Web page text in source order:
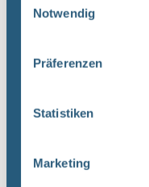
Notwendig
Präferenzen
Statistiken
Marketing
kannst zwischen
gemäß Artikel 13
wir unserer